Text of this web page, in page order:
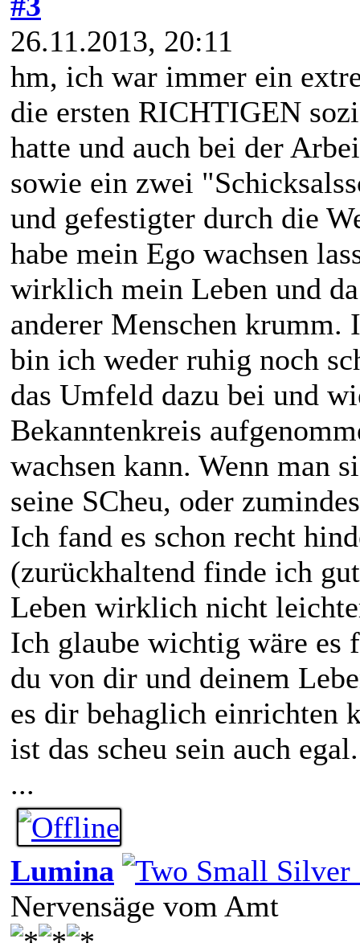
26.11.2013, 20:11
hm, ich war immer ein
die ersten RICHTIGEN
hatte und auch bei der
sowie ein zwei
und gefestigter durch die
habe mein Ego wachsen
wirklich mein Leben und
anderer Menschen
bin ich weder ruhig noch
das Umfeld dazu bei und
Bekanntenkreis
wachsen kann. Wenn man
seine SCheu, oder
Ich fand es schon recht
(zurückhaltend finde ich
Leben wirklich nicht
Ich glaube wichtig wäre es
du von dir und deinem
es dir behaglich einrichten
ist das scheu sein auch egal.
...
Lumina
Nervensäge vom Amt